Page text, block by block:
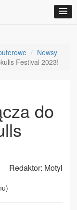
Newsy
Festival 2023!
do
Redaktor: Motyl
)